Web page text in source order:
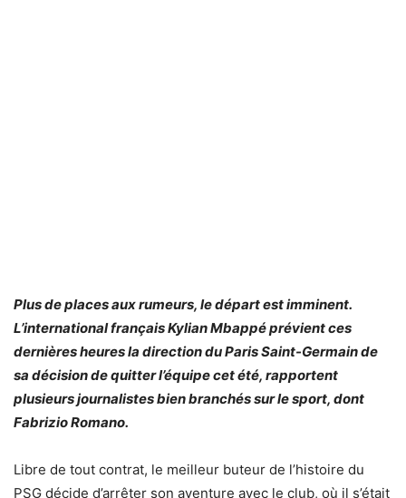
Plus de places aux rumeurs, le départ est imminent.
L’international français Kylian Mbappé prévient ces
dernières heures la direction du Paris Saint-Germain de
sa décision de quitter l’équipe cet été, rapportent
plusieurs journalistes bien branchés sur le sport, dont
Fabrizio Romano.
Libre de tout contrat, le meilleur buteur de l’histoire du
PSG décide d’arrêter son aventure avec le club, où il s’était